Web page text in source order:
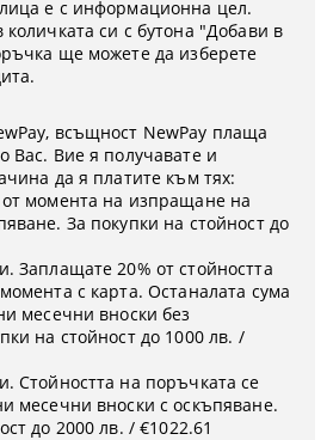
е с информационна цел.
количката си с бутона "Добави в
ще можете да изберете
всъщност NewPay плаща
Вас. Вие я получавате и
да я платите към тях:
момента на изпращане на
За покупки на стойност до
Заплащате 20% от стойността
с карта. Останалата сума
месечни вноски без
на стойност до 1000 лв. /
Стойността на поръчката се
месечни вноски с оскъпяване.
до 2000 лв. / €1022.61